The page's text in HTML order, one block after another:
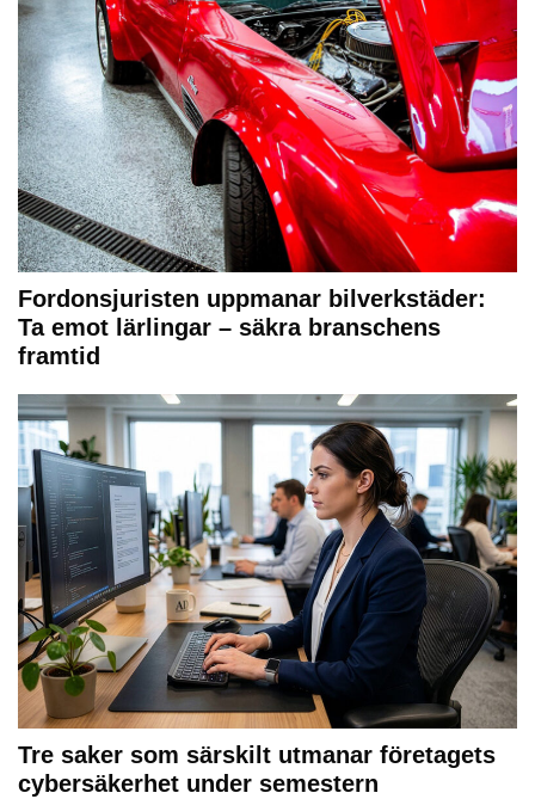
Fordonsjuristen uppmanar bilverkstäder:
Ta emot lärlingar – säkra branschens
framtid
Tre saker som särskilt utmanar företagets
cybersäkerhet under semestern